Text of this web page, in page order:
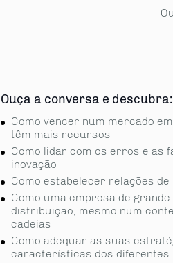
Ouça a conversa e descubra:
Como vencer num mercado
têm mais recursos
Como lidar com os erros e as
inovação
Como estabelecer relações
Como uma empresa de
distribuição, mesmo num
cadeias
Como adequar as suas
características dos diferentes